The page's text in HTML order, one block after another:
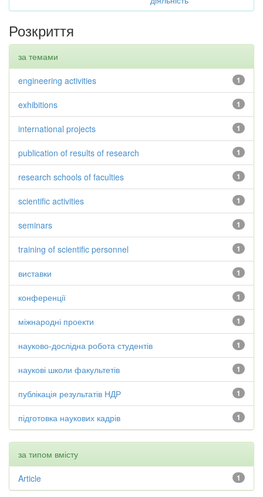
Розкриття
за темами
1
engineering activities
1
exhibitions
1
international projects
1
publication of results of research
1
research schools of faculties
1
scientific activities
1
seminars
1
training of scientific personnel
1
виставки
1
конференції
1
міжнародні проекти
1
науково-дослідна робота студентів
1
наукові школи факультетів
1
публікація результатів НДР
1
підготовка наукових кадрів
за типом вмісту
1
Article